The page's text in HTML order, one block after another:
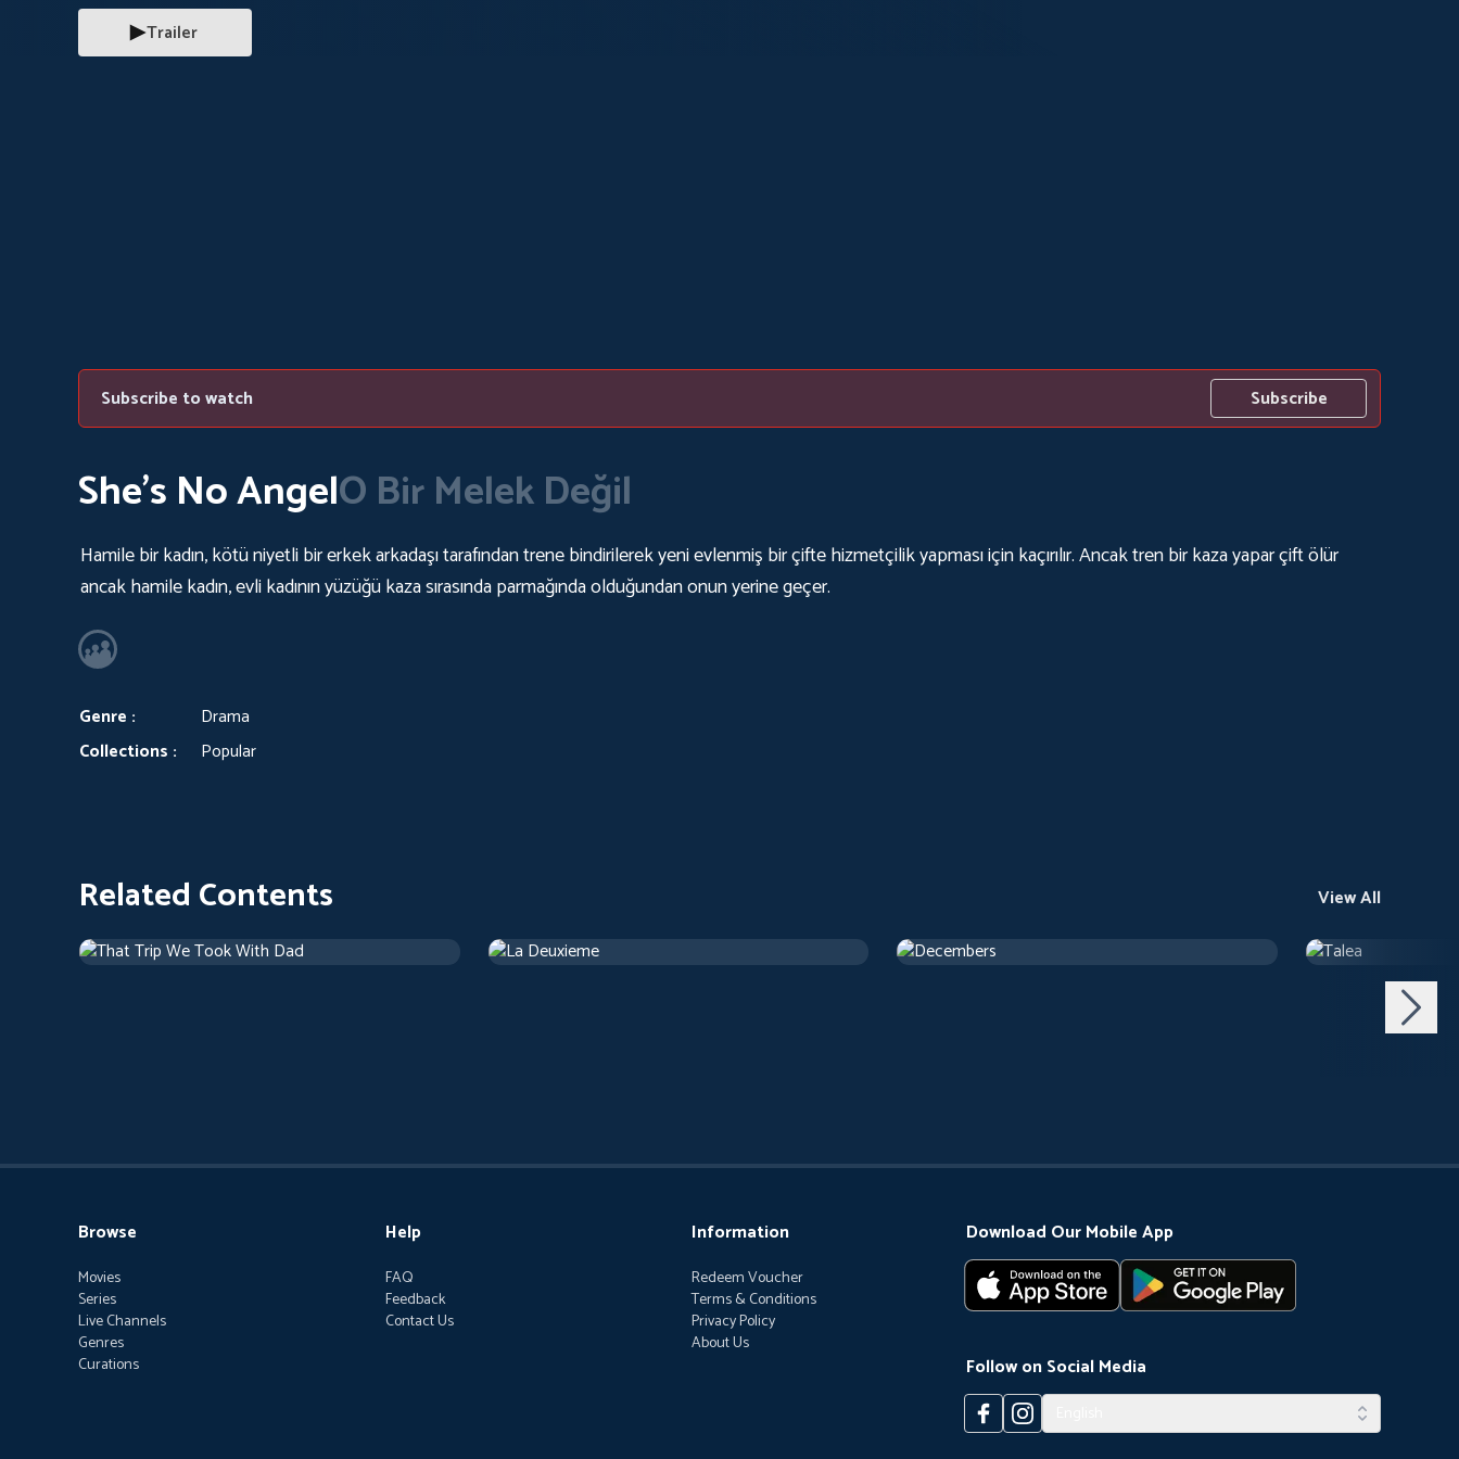
Trailer
Subscribe to watch Subscribe
She's No AngelO Bir Melek Değil
Hamile bir kadın, kötü niyetli bir erkek arkadaşı tarafından trene bindirilerek yeni evlenmiş bir çifte hizmetçilik yapması için kaçırılır. Ancak tren bir kaza yapar çift ölür
ancak hamile kadın, evli kadının yüzüğü kaza sırasında parmağında olduğundan onun yerine geçer.
Genre :
Drama
Collections :
Popular
Related Contents
View All
Drama 1 h 46 m Drama1 h 13 m Drama1 h 24 m Drama
Browse
Movies
Series
Live Channels
Genres
Curations
Help
FAQ
Feedback
Contact Us
Information
Redeem Voucher
Terms & Conditions
Privacy Policy
About Us
Download Our Mobile App
Follow on Social Media